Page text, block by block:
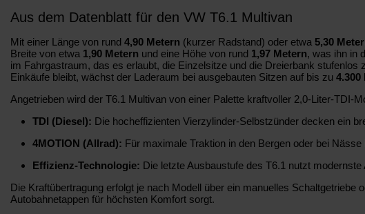
Aus dem Datenblatt für den VW T6.1 Multivan
Mit einer Länge von rund 4,90 Metern (kurzer Radstand) oder etwa 5,30
Breite von etwa 1,90 Metern und eine Höhe von rund 1,97 Metern, was ihn in
im Fahrgastraum, das es erlaubt, die Einzelsitze und die Dreierbank
Einkäufe bleibt, wächst der Laderaum bei ausgebauten Sitzen auf bis zu 4.300
Angetrieben wird der T6.1 Multivan von einer Palette kraftvoller 2,0-Liter-
TDI (Diesel): Die hocheffizienten Vierzylinder-Selbstzünder decken ein
4MOTION (Allrad): Für maximale Traktion in den Bergen oder bei
Effizienz-Technologie: Die letzte Ausbaustufe des T6.1 nutzt
Die Kraftübertragung erfolgt je nach Modell über ein manuelles Schaltgetriebe
Autobahnetappen für höchsten Komfort sorgt.